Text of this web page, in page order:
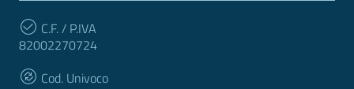
C.F. / P.IVA
82002270724
Cod. Univoco